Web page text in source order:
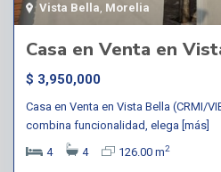
Vista Bella, Morelia
Casa en Venta en
$ 3,950,000
Casa en Venta en Vista Bella (CRMI/
combina funcionalidad, elega [más]
4
4 126.00 m2